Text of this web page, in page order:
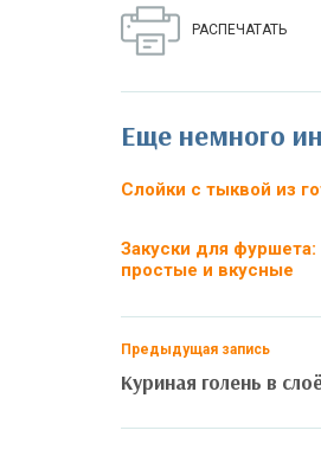
РАСПЕЧАТАТЬ
Еще немного
Слойки с тыквой из
Закуски для
простые и вкусные
Предыдущая запись
Куриная голень в